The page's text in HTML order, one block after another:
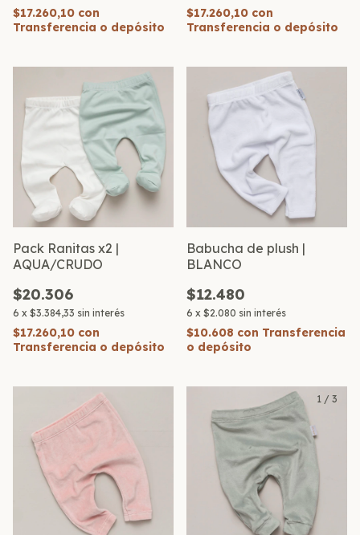
$17.260,10 con
Transferencia o depósito
$17.260,10 con
Transferencia o depósito
Pack Ranitas x2 |
AQUA/CRUDO
$20.306
6 x $3.384,33 sin interés
$17.260,10 con
Transferencia o depósito
Babucha de plush |
BLANCO
$12.480
6 x $2.080 sin interés
$10.608 con Transferencia
o depósito
1 / 3